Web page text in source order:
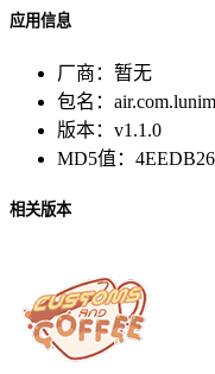
应用信息
厂商： 暂无
包名：
版本： v1.1.0
MD5值：
相关版本